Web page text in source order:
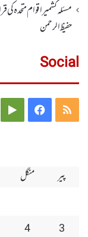
مسئلہ کشمیر اقوام
حفیظ الرحمن
Social
RSS
پیر
منگل
3
4